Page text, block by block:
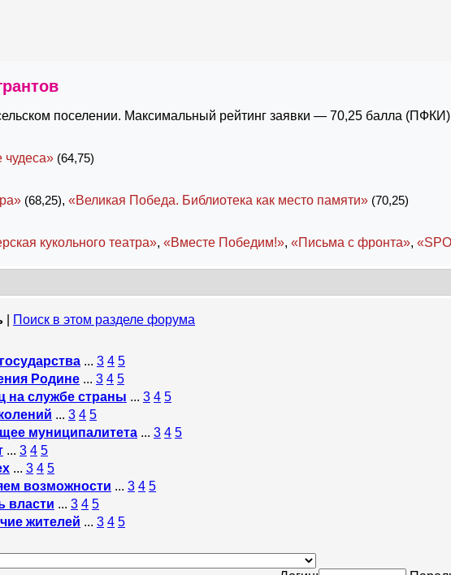
поселении. Максимальный рейтинг заявки — 70,25 балла
чудеса» (64,75)
(68,25), «Великая Победа. Библиотека как место памяти» (70,25)
кукольного театра», «Вместе Победим!», «Письма с фронта»,
Поиск в этом разделе форума
... 3 4 5
Родине ... 3 4 5
на службе страны ... 3 4 5
... 3 4 5
муниципалитета ... 3 4 5
... 3 4 5
... 3 4 5
возможности ... 3 4 5
власти ... 3 4 5
жителей ... 3 4 5